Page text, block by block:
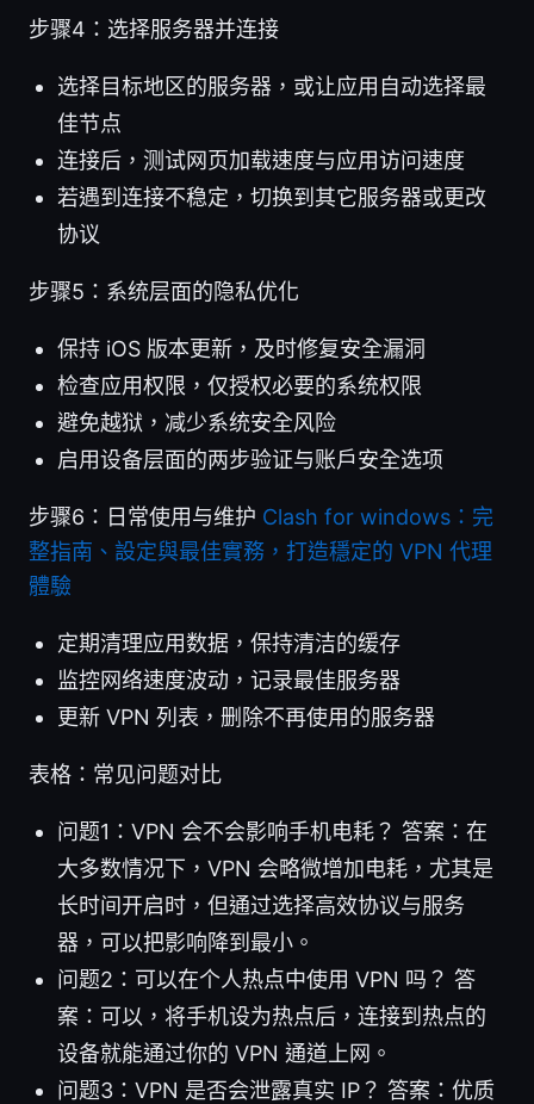
步骤4：选择服务器并连接
选择目标地区的服务器，或让应用自动选择最
佳节点
连接后，测试网页加载速度与应用访问速度
若遇到连接不稳定，切换到其它服务器或更改
协议
步骤5：系统层面的隐私优化
保持 iOS 版本更新，及时修复安全漏洞
检查应用权限，仅授权必要的系统权限
避免越狱，减少系统安全风险
启用设备层面的两步验证与账户安全选项
步骤6：日常使用与维护 Clash for windows：完
整指南、設定與最佳實務，打造穩定的 VPN 代理
體驗
定期清理应用数据，保持清洁的缓存
监控网络速度波动，记录最佳服务器
更新 VPN 列表，删除不再使用的服务器
表格：常见问题对比
问题1：VPN 会不会影响手机电耗？ 答案：在
大多数情况下，VPN 会略微增加电耗，尤其是
长时间开启时，但通过选择高效协议与服务
器，可以把影响降到最小。
问题2：可以在个人热点中使用 VPN 吗？ 答
案：可以，将手机设为热点后，连接到热点的
设备就能通过你的 VPN 通道上网。
问题3：VPN 是否会泄露真实 IP？ 答案：优质